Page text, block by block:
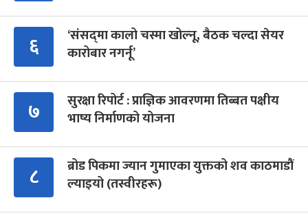
६
‘संसद्‍मा कालो चस्मा खोल्नू, बैठक चल्दा सेयर
कारोबार नगर्नू’
७
सुरक्षा रिपोर्ट : प्राज्ञिक आवरणमा तिब्बत पक्षीय
भाष्य निर्माणको योजना
८
ब्रोड पिकमा ज्यान गुमाएका युक्तको शव काठमाडौं
ल्याइयो (तस्वीरहरू)